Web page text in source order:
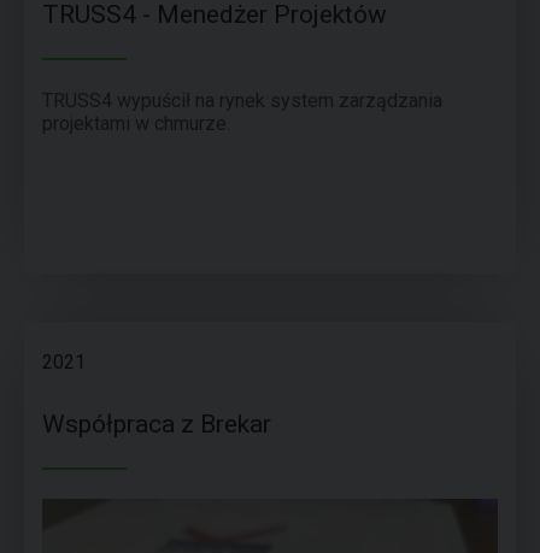
TRUSS4 - Menedżer Projektów
TRUSS4 wypuścił na rynek system zarządzania
projektami w chmurze.
2021
Współpraca z Brekar